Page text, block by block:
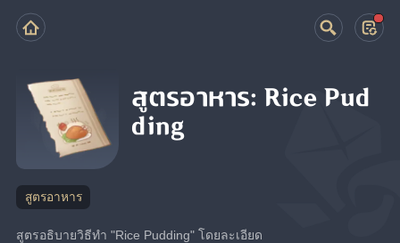
สูตรอาหาร: Rice Pud
ding
สูตรอาหาร
สูตรอธิบายวิธีทำ "Rice Pudding" โดยละเอียด